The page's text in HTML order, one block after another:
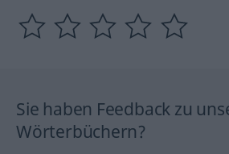
Sie haben Feedback zu
Wörterbüchern?